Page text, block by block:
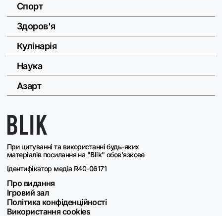
При цитуванні та використанні будь-яких
матеріалів посилання на "Blik" обов'язкове
Ідентифікатор медіа R40-06171
Про видання
Ігровий зал
Політика конфіденційності
Використання cookies
Спорт
Здоров'я
Кулінарія
Наука
Азарт